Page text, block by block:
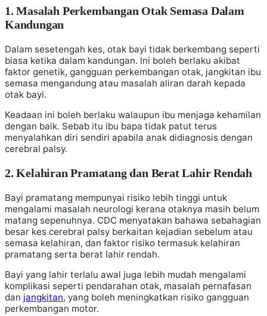
1. Masalah Perkembangan Otak Semasa Dalam
Kandungan
Dalam sesetengah kes, otak bayi tidak berkembang seperti
biasa ketika dalam kandungan. Ini boleh berlaku akibat
faktor genetik, gangguan perkembangan otak, jangkitan ibu
semasa mengandung atau masalah aliran darah kepada
otak bayi.
Keadaan ini boleh berlaku walaupun ibu menjaga kehamilan
dengan baik. Sebab itu ibu bapa tidak patut terus
menyalahkan diri sendiri apabila anak didiagnosis dengan
cerebral palsy.
2. Kelahiran Pramatang dan Berat Lahir Rendah
Bayi pramatang mempunyai risiko lebih tinggi untuk
mengalami masalah neurologi kerana otaknya masih belum
matang sepenuhnya. CDC menyatakan bahawa sebahagian
besar kes cerebral palsy berkaitan kejadian sebelum atau
semasa kelahiran, dan faktor risiko termasuk kelahiran
pramatang serta berat lahir rendah.
Bayi yang lahir terlalu awal juga lebih mudah mengalami
komplikasi seperti pendarahan otak, masalah pernafasan
dan jangkitan, yang boleh meningkatkan risiko gangguan
perkembangan motor.